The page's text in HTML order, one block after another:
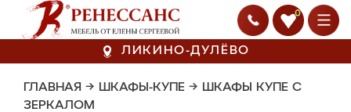
0
ЛИКИНО-ДУЛЁВО
ГЛАВНАЯ → ШКАФЫ-КУПЕ → ШКАФЫ КУПЕ С
ЗЕРКАЛОМ